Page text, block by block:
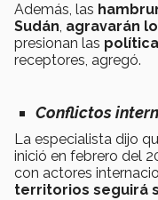
Además, las
Sudán, agravarán
presionan las
receptores, agregó​.
Conflictos
La especialista dijo
inició en febrero del
con actores
territorios seguirá